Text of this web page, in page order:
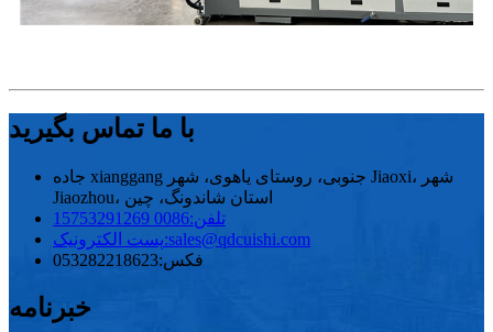
با ما تماس بگیرید
جاده xianggang جنوبی، روستای یاهوی، شهر Jiaoxi، شهر
Jiaozhou، استان شاندونگ، چین
تلفن:0086 15753291269
پست الکترونیک:sales@qdcuishi.com
فکس:053282218623
خبرنامه